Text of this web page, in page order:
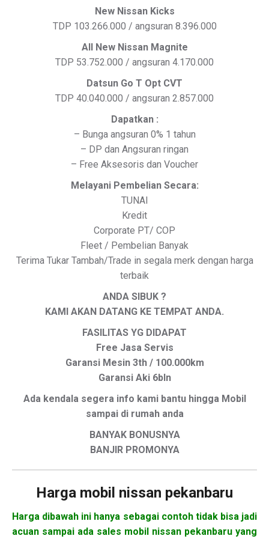
New Nissan Kicks
TDP 103.266.000 / angsuran 8.396.000
All New Nissan Magnite
TDP 53.752.000 / angsuran 4.170.000
Datsun Go T Opt CVT
TDP 40.040.000 / angsuran 2.857.000
Dapatkan :
– Bunga angsuran 0% 1 tahun
– DP dan Angsuran ringan
– Free Aksesoris dan Voucher
Melayani Pembelian Secara:
TUNAI
Kredit
Corporate PT/ COP
Fleet / Pembelian Banyak
Terima Tukar Tambah/Trade in segala merk dengan harga
terbaik
ANDA SIBUK ?
KAMI AKAN DATANG KE TEMPAT ANDA.
FASILITAS YG DIDAPAT
Free Jasa Servis
Garansi Mesin 3th / 100.000km
Garansi Aki 6bln
Ada kendala segera info kami bantu hingga Mobil
sampai di rumah anda
BANYAK BONUSNYA
BANJIR PROMONYA
Harga mobil nissan pekanbaru
Harga dibawah ini hanya sebagai contoh tidak bisa jadi
acuan sampai ada sales mobil nissan pekanbaru yang